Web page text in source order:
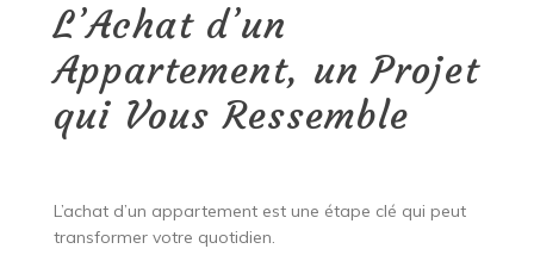
L’Achat d’un
Appartement, un Projet
qui Vous Ressemble
L’achat d’un appartement est une étape clé qui peut
transformer votre quotidien.